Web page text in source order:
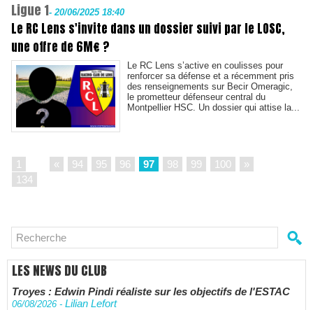
Ligue 1- 20/06/2025 18:40
Le RC Lens s'invite dans un dossier suivi par le LOSC,
une offre de 6M€ ?
Le RC Lens s’active en coulisses pour
renforcer sa défense et a récemment pris
des renseignements sur Becir Omeragic,
le prometteur défenseur central du
Montpellier HSC. Un dossier qui attise la...
1 « 94 95 96 97 98 99 100 »
134
LES NEWS DU CLUB
Troyes : Edwin Pindi réaliste sur les objectifs de l'ESTAC
06/08/2026 - Lilian Lefort